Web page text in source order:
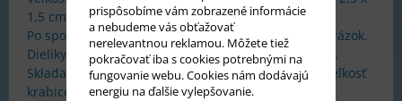
1,5 cm.
Po spojení všetkých dielikov získate požadovaný obrázok.
Dieliky sú z tvrdého, pevného, kvalitného materiálu.
Skladanie puzzle rozvíja predstavivosť a postreh. Veľkosť
krabice 35 x 25 x 5 cm.
prispôsobíme vám zobrazené informácie
a nebudeme vás obťažovať
nerelevantnou reklamou. Môžete tiež
pokračovať iba s cookies potrebnými na
fungovanie webu. Cookies nám dodávajú
energiu na ďalšie vylepšovanie.